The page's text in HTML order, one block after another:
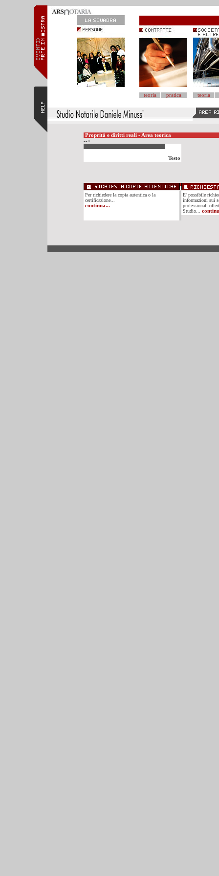
teoria pratica teoria
Proprità e diritti reali - Area teorica
-->
Testo
Per richiedere la copia autentica o la
certificazione...
continua...
E' possibile
informazioni sui
professionali
Studio...